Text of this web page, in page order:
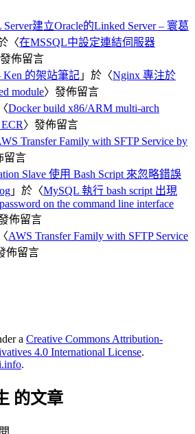
建立Oracle的Linked Server – 寰葛
〈在MSSQL中設定連結伺服器
佈留言
的架站筆記 」於〈Nginx 專注於
module〉發佈留言
Docker build x86/ARM multi-arch
〉發佈留言
Transfer Family with SFTP Service by
留言
Slave 使用 Bash Script 來忽略錯誤
」於〈MySQL 執行 bash script 出現
on the command line interface
佈留言
AWS Transfer Family with SFTP Service
佈留言
a Creative Commons Attribution-
4.0 International License.
.
的文章